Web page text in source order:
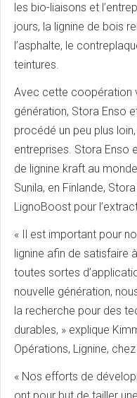
les bio-liaisons et
jours, la lignine de bois
l’asphalte, le
teintures.
Avec cette coopération
génération, Stora Enso
procédé un peu plus
entreprises. Stora Enso
de lignine kraft au
Sunila, en Finlande,
LignoBoost pour
« Il est important pour
lignine afin de satisfaire
toutes sortes
nouvelle génération,
la recherche pour des
durables, » explique
Opérations, Lignine,
« Nos efforts de